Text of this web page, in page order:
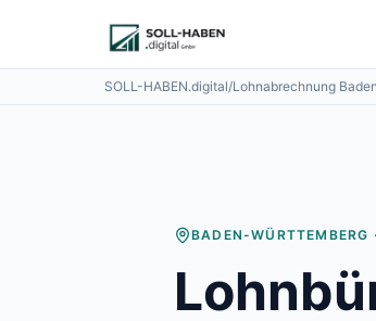
SOLL-HABEN.digital/Lohnabrechnung
BADEN-WÜRTTEMBERG
Finanzbuchhaltung auslagern
E-Rechnung und Peppol
Digitale Personalakte 2027